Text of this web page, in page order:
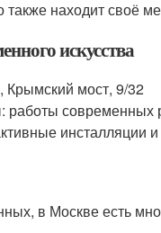
находит своё
искусства
Крымский мост, 9/32
работы современных
инсталляции
в Москве есть